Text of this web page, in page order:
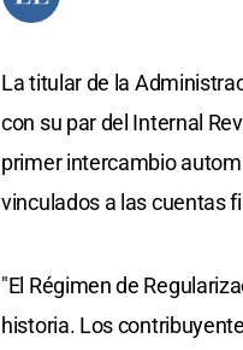
La titular de la
con su par del Internal
primer intercambio
vinculados a las cuentas
"El Régimen de
historia. Los